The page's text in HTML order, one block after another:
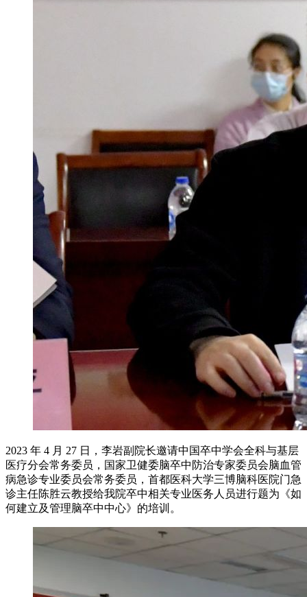
2023 年 4 月 27 日，李岩副院长邀请中国卒中学会全科与基层
医疗分会常务委员，国家卫健委脑卒中防治专家委员会脑血管
病急诊专业委员会常务委员，首都医科大学三博脑科医院门急
诊主任陈胜云教授给我院卒中相关专业医务人员进行题为《如
何建立及管理脑卒中中心》的培训。